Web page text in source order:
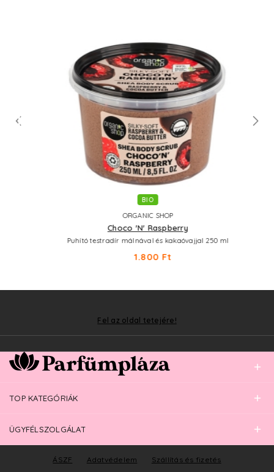
BIO
ORGANIC SHOP
Choco 'N' Raspberry
Puhító testradír málnával és kakaóvajjal 250 ml
1.800 Ft
Fel az oldal tetejére!
TOP KATEGÓRIÁK
ÜGYFÉLSZOLGÁLAT
ÁSZF Adatvédelem Szállítás és fizetés